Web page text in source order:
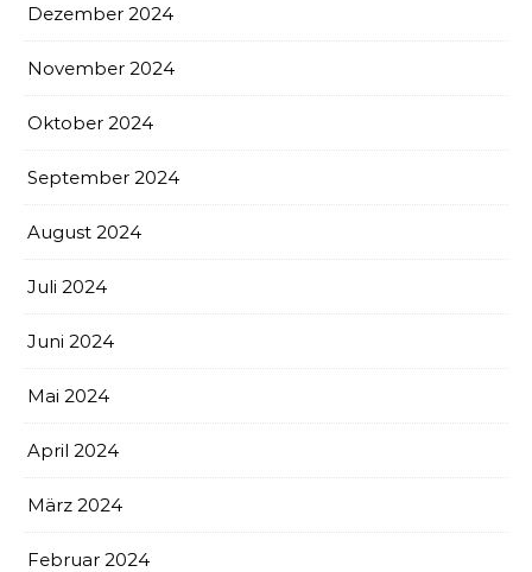
Dezember 2024
November 2024
Oktober 2024
September 2024
August 2024
Juli 2024
Juni 2024
Mai 2024
April 2024
März 2024
Februar 2024